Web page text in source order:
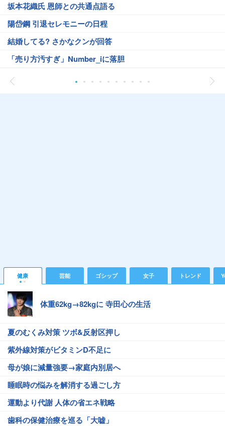
坂本花織氏 恩師との共通点語る
陽岱鋼 引退セレモニーの日程
結婚してる? さかなクンが回答
「売り方汚すぎ」Number_iに落胆
健康 芸能 ゴシップ 女子 トレンド
体重62kg→82kgに 寺田心の生活
夏のむくみ対策 ツボ&反射区押し
紫外線対策がビタミンD不足に
母が娘に減量強要→家庭内別居へ
睡眠時の悩みを解消する過ごし方
運動より代謝 人体の省エネ戦略
歯科の保健治療を巡る「大嘘」